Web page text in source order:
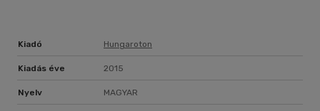
Kiadó Hungaroton
Kiadás éve 2015
Nyelv MAGYAR